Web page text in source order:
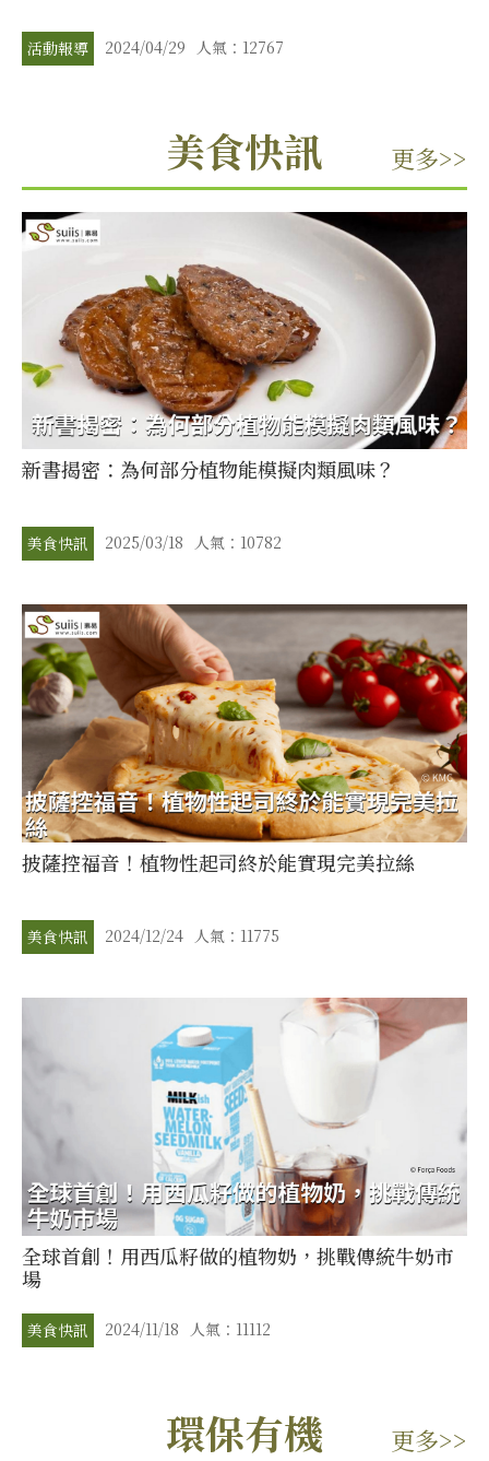
活動報導 2024/04/29 人氣：12767
美食快訊 更多>>
新書揭密：為何部分植物能模擬肉類風味？
美食快訊 2025/03/18 人氣：10782
披薩控福音！植物性起司終於能實現完美拉絲
美食快訊 2024/12/24 人氣：11775
全球首創！用西瓜籽做的植物奶，挑戰傳統牛奶市
場
美食快訊 2024/11/18 人氣：11112
環保有機 更多>>